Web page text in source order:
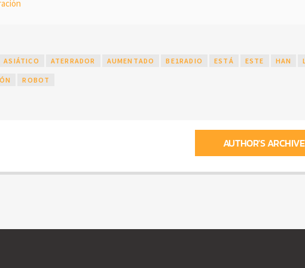
ASIÁTICO ATERRADOR AUMENTADO BE1RADIO ESTÁ ESTE HAN
ROBOT
AUTHOR'S ARCHIVE